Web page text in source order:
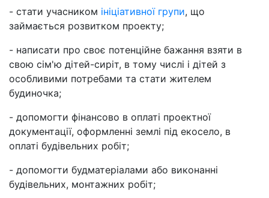
- стати учасником ініціативної групи, що
займається розвитком проекту;
- написати про своє потенційне бажання взяти в
свою сім'ю дітей-сиріт, в тому числі і дітей з
особливими потребами та стати жителем
будиночка;
- допомогти фінансово в оплаті проектної
документації, оформленні землі під екосело, в
оплаті будівельних робіт;
- допомогти будматеріалами або виконанні
будівельних, монтажних робіт;